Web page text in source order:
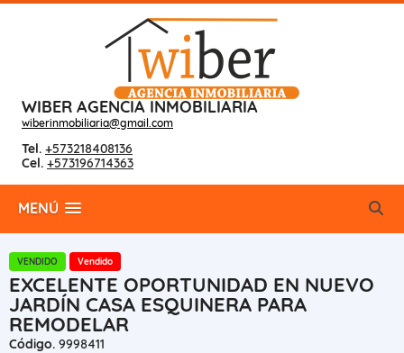
WIBER AGENCIA INMOBILIARIA
wiberinmobiliaria@gmail.com
Tel. +573218408136
Cel. +573196714363
MENÚ
VENDIDO Vendido
EXCELENTE OPORTUNIDAD EN NUEVO
JARDÍN CASA ESQUINERA PARA
REMODELAR
Código. 9998411